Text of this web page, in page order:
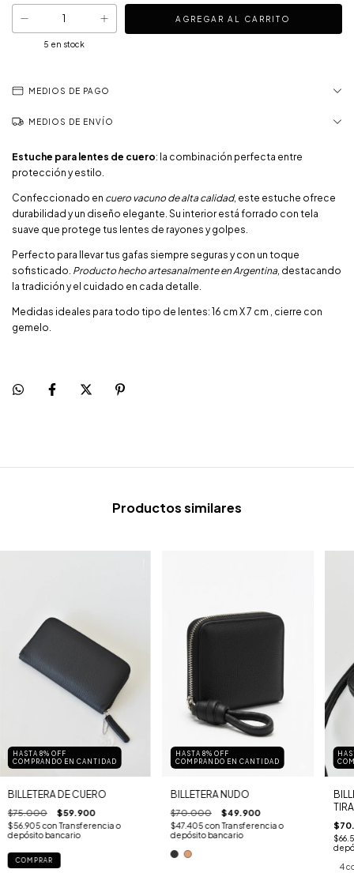
5 en stock
MEDIOS DE PAGO
MEDIOS DE ENVÍO
Estuche para lentes de cuero: la combinación perfecta entre
protección y estilo.
Confeccionado en cuero vacuno de alta calidad, este estuche ofrece
durabilidad y un diseño elegante. Su interior está forrado con tela
suave que protege tus lentes de rayones y golpes.
Perfecto para llevar tus gafas siempre seguras y con un toque
sofisticado. Producto hecho artesanalmente en Argentina, destacando
la tradición y el cuidado en cada detalle.
Medidas ideales para todo tipo de lentes: 16 cm X 7 cm , cierre con
gemelo.
Productos similares
HASTA 8% OFF
COMPRANDO EN CANTIDAD
BILLETERA DE CUERO
$75.000 $59.900
$56.905con Transferencia o
depósito bancario
COMPRAR
HASTA 8% OFF
COMPRANDO EN CANTIDAD
BILLETERA NUDO
$70.000 $49.900
$47.405con Transferencia o
depósito bancario
TIRA
4